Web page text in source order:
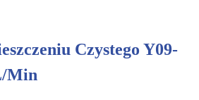
Czystego Y09-
min